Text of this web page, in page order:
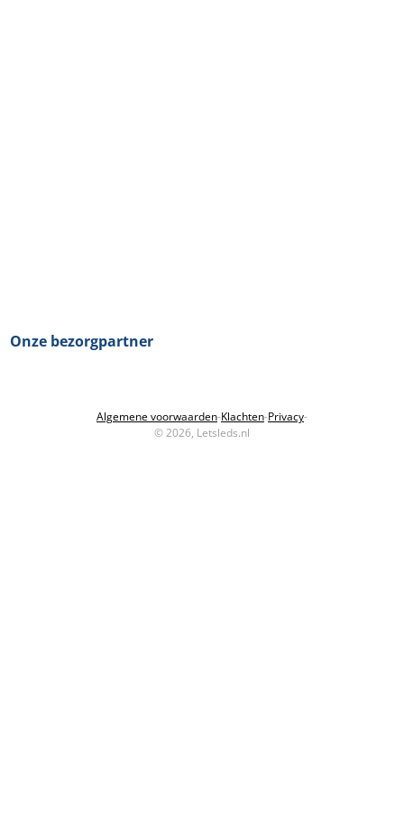
Onze bezorgpartner
Algemene voorwaarden-Klachten-Privacy-
© 2026, Letsleds.nl